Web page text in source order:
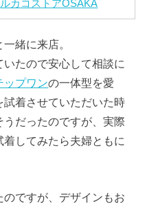
ルカコストアOSAKA
緒に来店。
たので安心して相談に
ップワンの一体型を愛
着させていただいた時
うだったのですが、実際
してみたら夫婦ともに
ですが、デザインもお